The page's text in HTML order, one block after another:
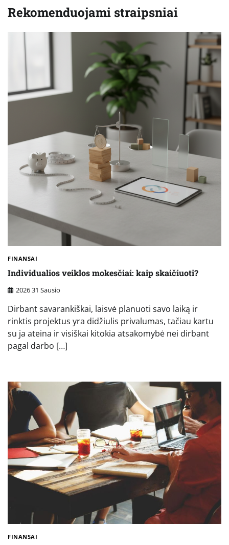
Rekomenduojami straipsniai
FINANSAI
Individualios veiklos mokesčiai: kaip skaičiuoti?
2026 31 Sausio
Dirbant savarankiškai, laisvė planuoti savo laiką ir
rinktis projektus yra didžiulis privalumas, tačiau kartu
su ja ateina ir visiškai kitokia atsakomybė nei dirbant
pagal darbo […]
FINANSAI